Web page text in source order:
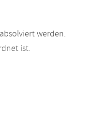
werden.
ist.